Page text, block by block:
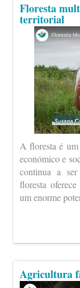
Floresta
territorial
A floresta é um
económico e
continua a
floresta
um enorme
Agricultura